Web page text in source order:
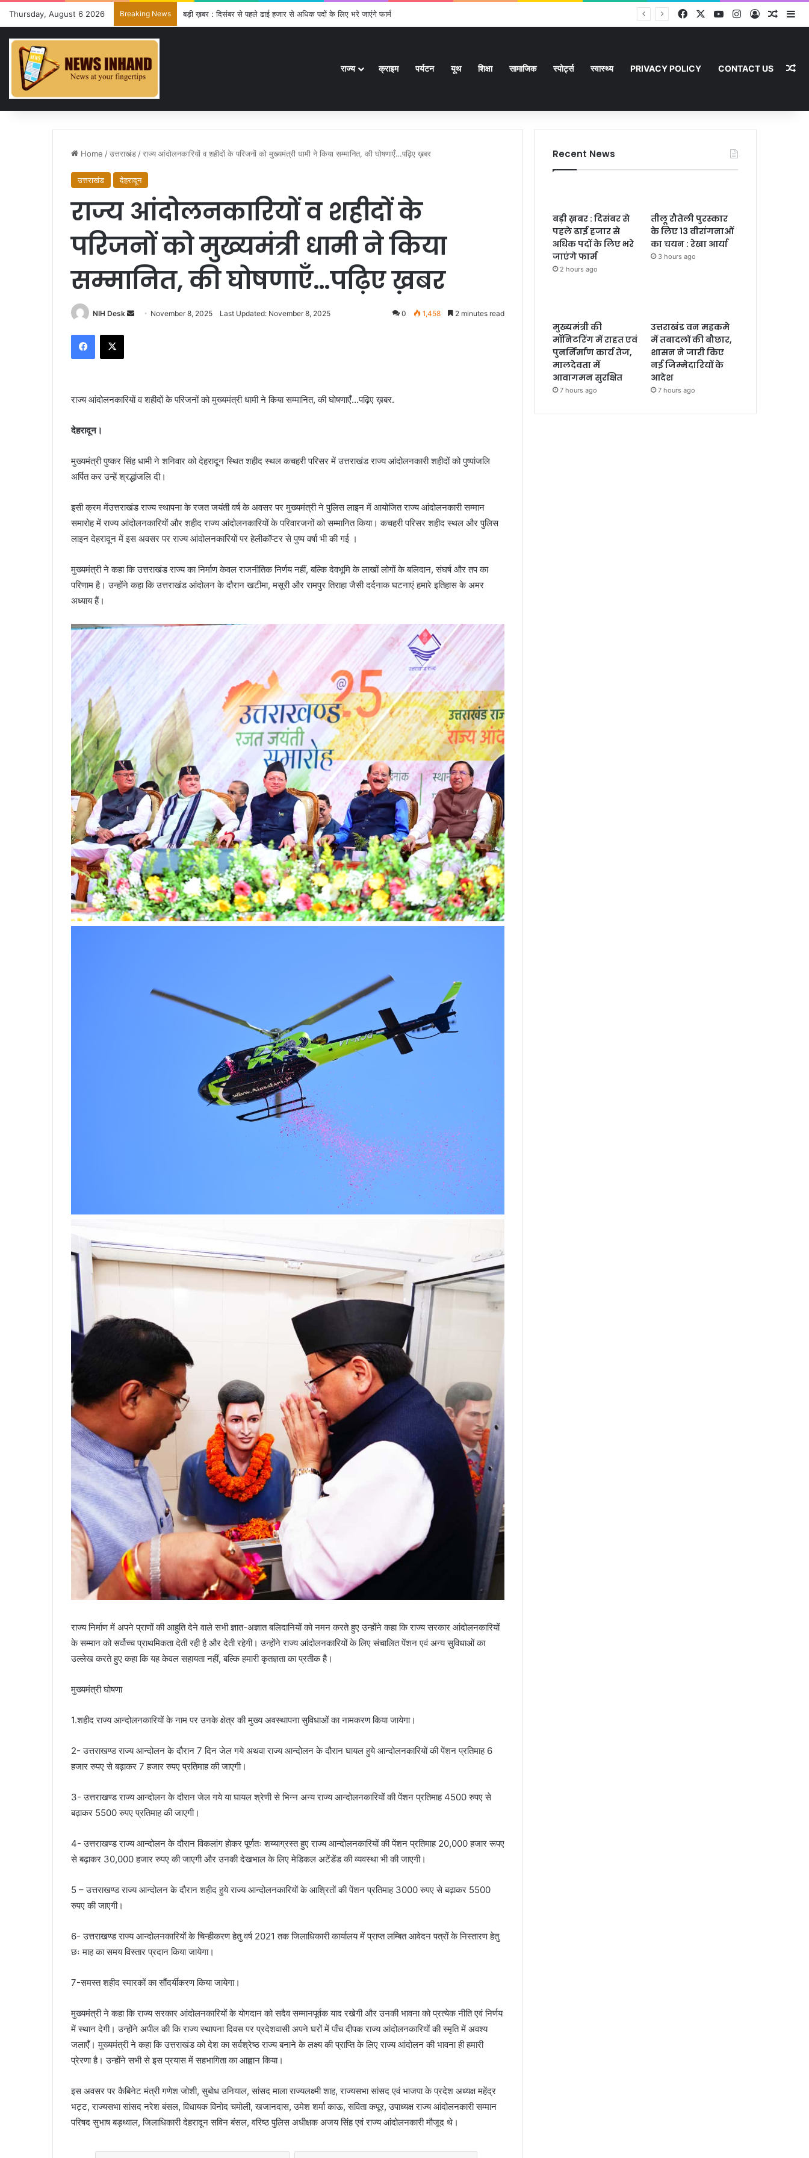
Thursday, August 6 2026 Breaking News तीलू रौतेली पुरस्कार के लिए 13 वीरांगनाओं का चयन : रेखा आर्या FacebookYouTubeInstagram
Log In
राज्य क्राइम पर्यटन यूथ शिक्षा सामाजिक स्पोर्ट्स स्वास्थ्य PRIVACY POLICY CONTACT US
Home /उत्तराखंड /राज्य आंदोलनकारियों व शहीदों के परिजनों को मुख्यमंत्री धामी ने किया सम्मानित, की घोषणाएँ…पढ़िए ख़बर
उत्तराखंड देहरादून
राज्य आंदोलनकारियों व शहीदों के
परिजनों को मुख्यमंत्री धामी ने किया
सम्मानित, की घोषणाएँ…पढ़िए ख़बर
NIH Desk
Send November 8, 2025 Last Updated: November 8, 2025 0 1,458 2 minutes read
Facebook
X
राज्य आंदोलनकारियों व शहीदों के परिजनों को मुख्यमंत्री धामी ने किया सम्मानित, की घोषणाएँ…पढ़िए ख़बर.
देहरादून।
मुख्यमंत्री पुष्कर सिंह धामी ने शनिवार को देहरादून स्थित शहीद स्थल कचहरी परिसर में उत्तराखंड राज्य आंदोलनकारी शहीदों को पुष्पांजलि
अर्पित कर उन्हें श्रद्धांजलि दी।
इसी क्रम मेंउत्तराखंड राज्य स्थापना के रजत जयंती वर्ष के अवसर पर मुख्यमंत्री ने पुलिस लाइन में आयोजित राज्य आंदोलनकारी सम्मान
समारोह में राज्य आंदोलनकारियों और शहीद राज्य आंदोलनकारियों के परिवारजनों को सम्मानित किया। कचहरी परिसर शहीद स्थल और पुलिस
लाइन देहरादून में इस अवसर पर राज्य आंदोलनकारियों पर हेलीकॉप्टर से पुष्प वर्षा भी की गई ।
मुख्यमंत्री ने कहा कि उत्तराखंड राज्य का निर्माण केवल राजनीतिक निर्णय नहीं, बल्कि देवभूमि के लाखों लोगों के बलिदान, संघर्ष और तप का
परिणाम है। उन्होंने कहा कि उत्तराखंड आंदोलन के दौरान खटीमा, मसूरी और रामपुर तिराहा जैसी दर्दनाक घटनाएं हमारे इतिहास के अमर
अध्याय हैं।
राज्य निर्माण में अपने प्राणों की आहुति देने वाले सभी ज्ञात-अज्ञात बलिदानियों को नमन करते हुए उन्होंने कहा कि राज्य सरकार आंदोलनकारियों
के सम्मान को सर्वोच्च प्राथमिकता देती रही है और देती रहेगी। उन्होंने राज्य आंदोलनकारियों के लिए संचालित पेंशन एवं अन्य सुविधाओं का
उल्लेख करते हुए कहा कि यह केवल सहायता नहीं, बल्कि हमारी कृतज्ञता का प्रतीक है।
मुख्यमंत्री घोषणा
1.शहीद राज्य आन्दोलनकारियों के नाम पर उनके क्षेत्र की मुख्य अवस्थापना सुविधाओं का नामकरण किया जायेगा।
2- उत्तराखण्ड राज्य आन्दोलन के दौरान 7 दिन जेल गये अथवा राज्य आन्दोलन के दौरान घायल हुये आन्दोलनकारियों की पेंशन प्रतिमाह 6
हजार रुपए से बढ़ाकर 7 हजार रुपए प्रतिमाह की जाएगी।
3- उत्तराखण्ड राज्य आन्दोलन के दौरान जेल गये या घायल श्रेणी से भिन्न अन्य राज्य आन्दोलनकारियों की पेंशन प्रतिमाह 4500 रुपए से
बढ़ाकर 5500 रुपए प्रतिमाह की जाएगी।
4- उत्तराखण्ड राज्य आन्दोलन के दौरान विकलांग होकर पूर्णतः शय्याग्रस्त हुए राज्य आन्दोलनकारियों की पेंशन प्रतिमाह 20,000 हजार रूपए
से बढ़ाकर 30,000 हजार रुपए की जाएगी और उनकी देखभाल के लिए मेडिकल अटेंडेंड की व्यवस्था भी की जाएगी।
5 – उत्तराखण्ड राज्य आन्दोलन के दौरान शहीद हुये राज्य आन्दोलनकारियों के आश्रितों की पेंशन प्रतिमाह 3000 रुपए से बढ़ाकर 5500
रुपए की जाएगी।
6- उत्तराखण्ड राज्य आन्दोलनकारियों के चिन्हीकरण हेतु वर्ष 2021 तक जिलाधिकारी कार्यालय में प्राप्त लम्बित आवेदन पत्रों के निस्तारण हेतु
छः माह का समय विस्तार प्रदान किया जायेगा।
7-समस्त शहीद स्मारकों का सौंदर्यीकरण किया जायेगा।
मुख्यमंत्री ने कहा कि राज्य सरकार आंदोलनकारियों के योगदान को सदैव सम्मानपूर्वक याद रखेगी और उनकी भावना को प्रत्येक नीति एवं निर्णय
में स्थान देगी। उन्होंने अपील की कि राज्य स्थापना दिवस पर प्रदेशवासी अपने घरों में पाँच दीपक राज्य आंदोलनकारियों की स्मृति में अवश्य
जलाएँ। मुख्यमंत्री ने कहा कि उत्तराखंड को देश का सर्वश्रेष्ठ राज्य बनाने के लक्ष्य की प्राप्ति के लिए राज्य आंदोलन की भावना ही हमारी
प्रेरणा है। उन्होंने सभी से इस प्रयास में सहभागिता का आह्वान किया।
इस अवसर पर कैबिनेट मंत्री गणेश जोशी, सुबोध उनियाल, सांसद माला राज्यलक्ष्मी शाह, राज्यसभा सांसद एवं भाजपा के प्रदेश अध्यक्ष महेंद्र
भट्ट, राज्यसभा सांसद नरेश बंसल, विधायक विनोद चमोली, खजानदास, उमेश शर्मा काऊ, सविता कपूर, उपाध्यक्ष राज्य आंदोलनकारी सम्मान
परिषद सुभाष बड़थ्वाल, जिलाधिकारी देहरादून सविन बंसल, वरिष्ठ पुलिस अधीक्षक अजय सिंह एवं राज्य आंदोलनकारी मौजूद थे।
Recent News
बड़ी ख़बर : दिसंबर से
पहले ढाई हजार से
अधिक पदों के लिए भरे
जाएंगे फार्म
2 hours ago
तीलू रौतेली पुरस्कार
के लिए 13 वीरांगनाओं
का चयन : रेखा आर्या
3 hours ago
मुख्यमंत्री की
मॉनिटरिंग में राहत एवं
पुनर्निर्माण कार्य तेज,
मालदेवता में
आवागमन सुरक्षित
7 hours ago
उत्तराखंड वन महकमे
में तबादलों की बौछार,
शासन ने जारी किए
नई जिम्मेदारियों के
आदेश
7 hours ago